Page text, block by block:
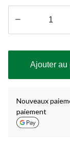
à
Ajouter au
Nouveaux
paiement